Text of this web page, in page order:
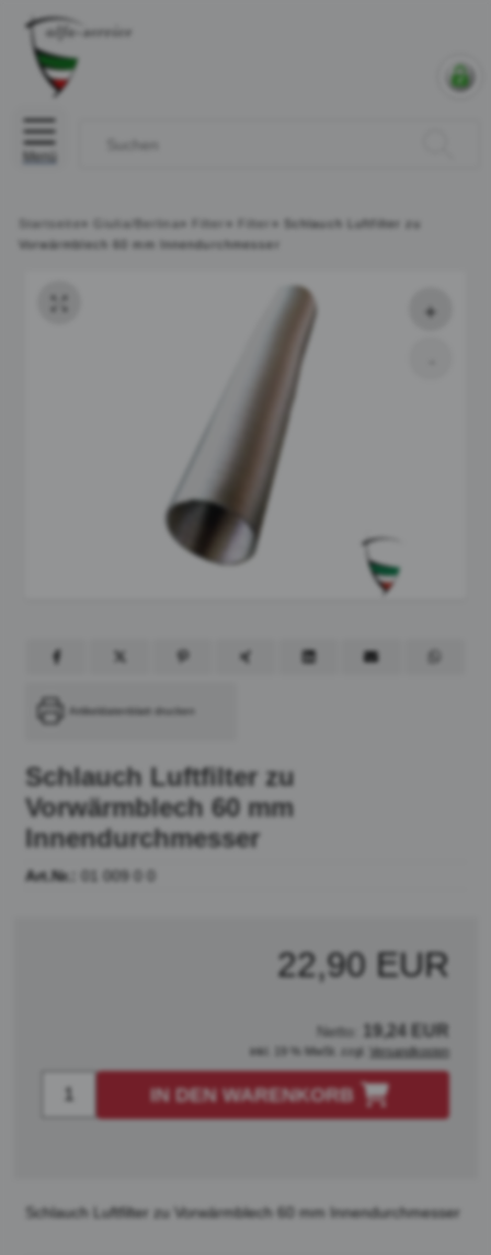
Menü
Startseite » Giulia/Berlina» Filter » Filter »
Schlauch Luftfilter zu
Vorwärmblech 60 mm Innendurchmesser
Artikeldatenblatt drucken
Schlauch Luftfilter zu
Vorwärmblech 60 mm
Innendurchmesser
Art.Nr.: 01 009 0 0
22,90 EUR
Netto: 19,24 EUR
inkl. 19 % MwSt. zzgl. Versandkosten
IN DEN WARENKORB
Schlauch Luftfilter zu Vorwärmblech 60 mm Innendurchmesser